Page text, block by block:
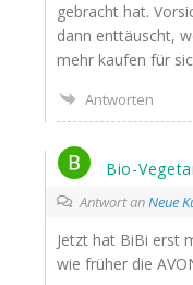
gebracht hat.
dann ent­täuscht,
mehr kau­fen für
Antworten
Bio-
Antwort anNeue
Jetzt hat BiBi erst
wie frü­her die